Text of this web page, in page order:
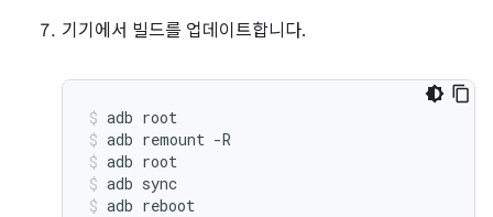
기기에서 빌드를 업데이트합니다.
adb root
adb remount -R
adb root
adb sync
adb reboot